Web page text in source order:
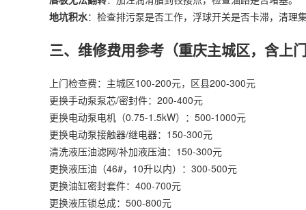
地坑积水：检查排污泵是否工作，浮球开关是否卡滞，清理集
三、维修费用参考（重庆主城区，含上门
上门检查费：主城区100-200元，区县200-300元
更换手动泵泵芯/密封件：200-400元
更换电动泵电机（0.75-1.5kW）：500-1000元
更换电动泵接触器/继电器：150-300元
清洗液压油滤网/补加液压油：150-300元
更换液压油（46#，10升以内）：300-500元
更换油缸密封套件：400-700元
更换液压锁总成：500-800元